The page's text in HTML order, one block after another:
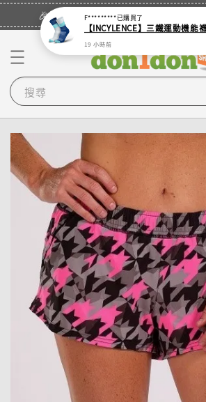
🎉登入會員・領取您的專屬折扣券！
搜尋
F*********已購買了
19 小時前